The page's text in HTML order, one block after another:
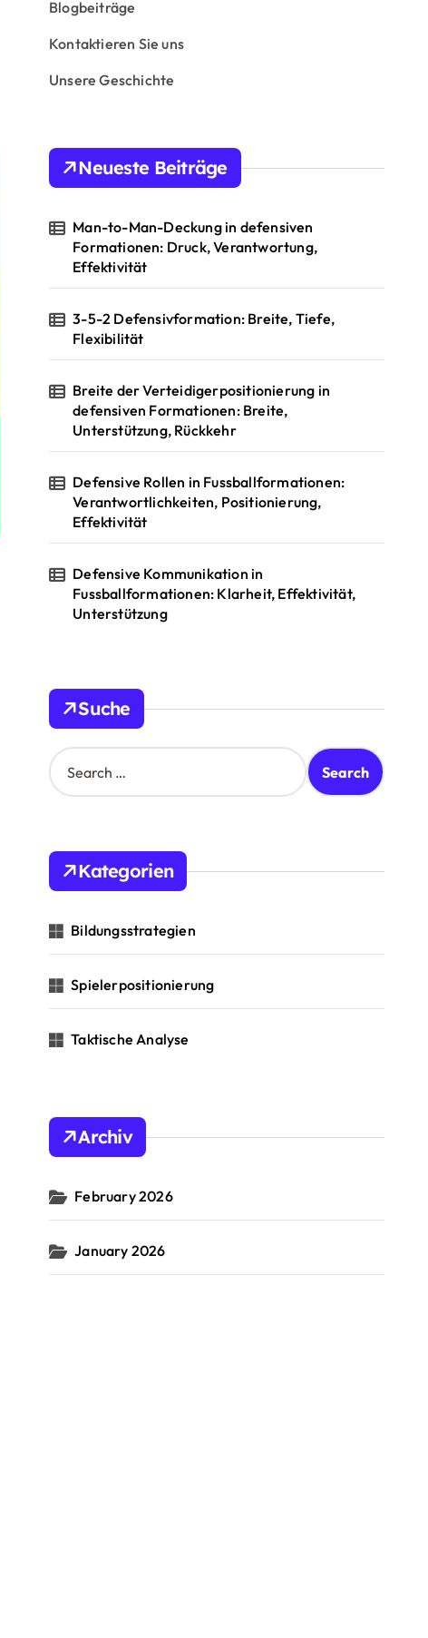
Blogbeiträge
Kontaktieren Sie uns
Unsere Geschichte
Neueste Beiträge
Man-to-Man-Deckung in defensiven
Formationen: Druck, Verantwortung,
Effektivität
3-5-2 Defensivformation: Breite, Tiefe,
Flexibilität
Breite der Verteidigerpositionierung in
defensiven Formationen: Breite,
Unterstützung, Rückkehr
Defensive Rollen in Fussballformationen:
Verantwortlichkeiten, Positionierung,
Effektivität
Defensive Kommunikation in
Fussballformationen: Klarheit, Effektivität,
Unterstützung
Suche
S
e
h
o
:
Kategorien
Bildungsstrategien
Spielerpositionierung
Taktische Analyse
Archiv
February 2026
January 2026